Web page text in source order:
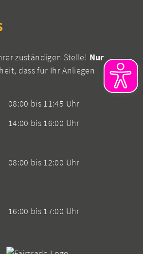
zuständigen Stelle! Nur
dass für Ihr Anliegen
08:00 bis 11:45 Uhr
14:00 bis 16:00 Uhr
08:00 bis 12:00 Uhr
16:00 bis 17:00 Uhr